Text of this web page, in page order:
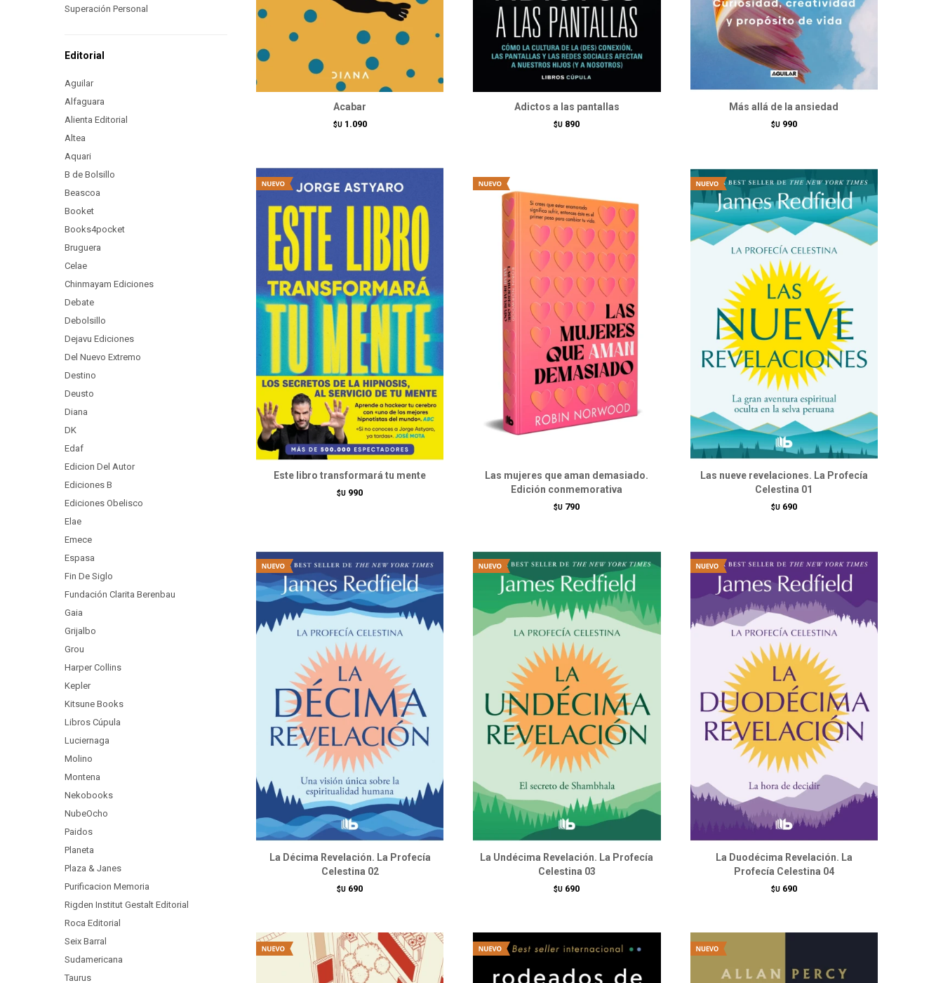
Acabar
$U 1.090
Adictos a las pantallas
$U 890
Más allá de la ansiedad
$U 990
Este libro transformará tu mente
$U 990
Las mujeres que aman demasiado.
Edición conmemorativa
$U 790
Las nueve revelaciones. La Profecía
Celestina 01
$U 690
La Décima Revelación. La Profecía
Celestina 02
$U 690
La Undécima Revelación. La Profecía
Celestina 03
$U 690
La Duodécima Revelación. La
Profecía Celestina 04
$U 690
Superación Personal
Editorial
Aguilar
Alfaguara
Alienta Editorial
Altea
Aquari
B de Bolsillo
Beascoa
Booket
Books4pocket
Bruguera
Celae
Chinmayam Ediciones
Debate
Debolsillo
Dejavu Ediciones
Del Nuevo Extremo
Destino
Deusto
Diana
DK
Edaf
Edicion Del Autor
Ediciones B
Ediciones Obelisco
Elae
Emece
Espasa
Fin De Siglo
Fundación Clarita Berenbau
Gaia
Grijalbo
Grou
Harper Collins
Kepler
Kitsune Books
Libros Cúpula
Luciernaga
Molino
Montena
Nekobooks
NubeOcho
Paidos
Planeta
Plaza & Janes
Purificacion Memoria
Rigden Institut Gestalt Editorial
Roca Editorial
Seix Barral
Sudamericana
Taurus